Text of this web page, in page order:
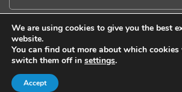
for:
© 2013-2025 Extrude Hone. All
We are using cookies to give you the best
website.
You can find out more about which cookies
switch them off in settings.
Accept